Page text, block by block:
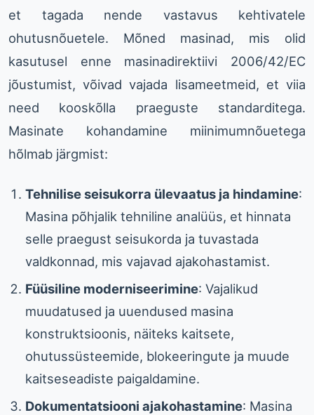
et tagada nende vastavus kehtivatele
ohutusnõuetele. Mõned masinad, mis olid
kasutusel enne masinadirektiivi 2006/42/EC
jõustumist, võivad vajada lisameetmeid, et viia
need kooskõlla praeguste standarditega.
Masinate kohandamine miinimumnõuetega
hõlmab järgmist:
Tehnilise seisukorra ülevaatus ja hindamine:
Masina põhjalik tehniline analüüs, et hinnata
selle praegust seisukorda ja tuvastada
valdkonnad, mis vajavad ajakohastamist.
Füüsiline moderniseerimine: Vajalikud
muudatused ja uuendused masina
konstruktsioonis, näiteks kaitsete,
ohutussüsteemide, blokeeringute ja muude
kaitseseadiste paigaldamine.
Dokumentatsiooni ajakohastamine: Masina